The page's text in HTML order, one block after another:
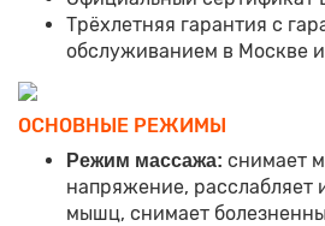
Трёхлетняя гарантия с
обслуживанием в Москве
ОСНОВНЫЕ РЕЖИМЫ
Режим массажа: снимает
напряжение, расслабляет
мышц, снимает